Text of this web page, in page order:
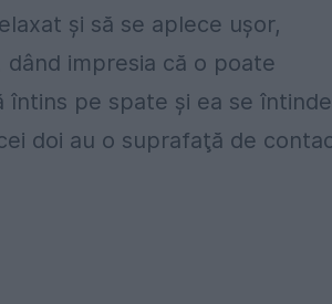
şi să se aplece uşor,
impresia că o poate
întins pe spate şi ea se întinde
doi au o suprafaţă de